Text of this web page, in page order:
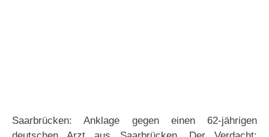
Saarbrücken: Anklage gegen einen 62-jährigen